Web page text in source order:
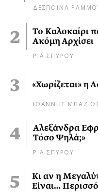
ΔΕΣΠΟΙΝΑ
Το Καλοκαίρι
Ακόμη Αρχίσει
ΡΙΑ ΣΠΥΡΟΥ
«Χωρίζεται» η
ΙΩΑΝΝΗΣ
Αλεξάνδρα
Τόσο Ψηλά;»
ΡΙΑ ΣΠΥΡΟΥ
Κι αν η
Είναι…